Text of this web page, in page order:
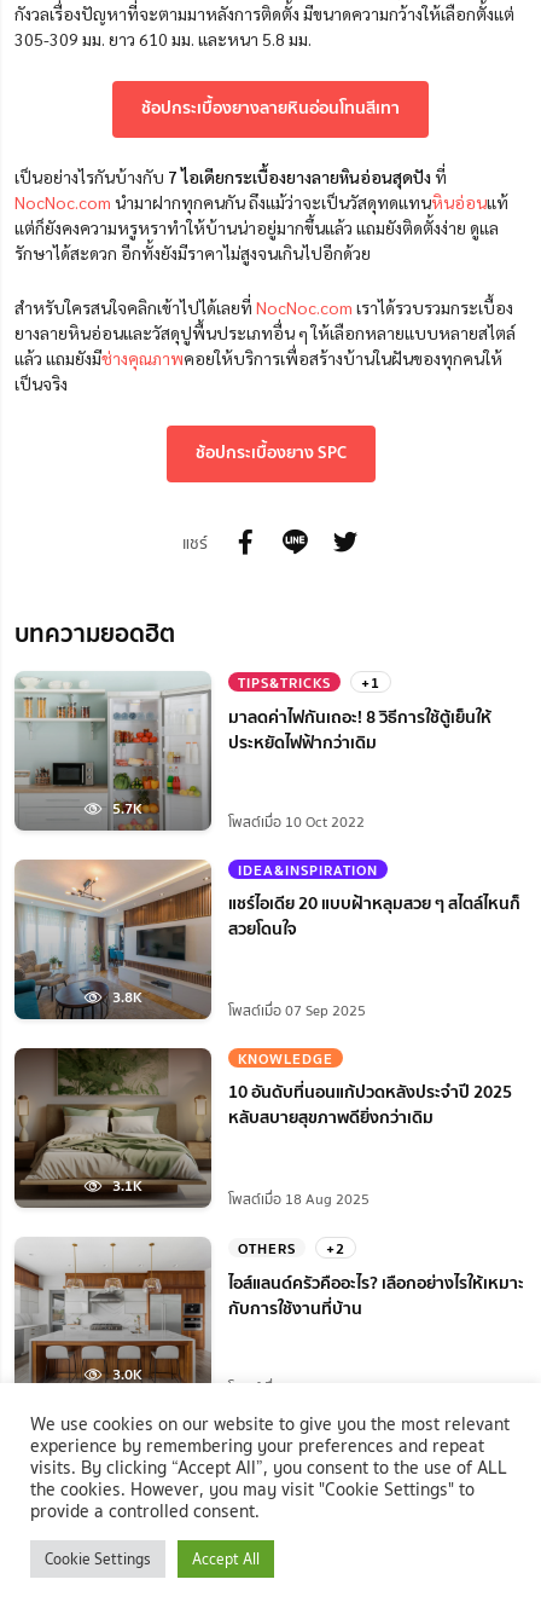
กังวลเรื่องปัญหาที่จะตามมาหลังการติดตั้ง มีขนาดความกว้างให้เลือกตั้งแต่
305-309 มม. ยาว 610 มม. และหนา 5.8 มม.
ช้อปกระเบื้องยางลายหินอ่อนโทนสีเทา
เป็นอย่างไรกันบ้างกับ 7 ไอเดียกระเบื้องยางลายหินอ่อนสุดปัง ที่
NocNoc.com นำมาฝากทุกคนกัน ถึงแม้ว่าจะเป็นวัสดุทดแทนหินอ่อนแท้
แต่ก็ยังคงความหรูหราทำให้บ้านน่าอยู่มากขึ้นแล้ว แถมยังติดตั้งง่าย ดูแล
รักษาได้สะดวก อีกทั้งยังมีราคาไม่สูงจนเกินไปอีกด้วย
สำหรับใครสนใจคลิกเข้าไปได้เลยที่ NocNoc.com เราได้รวบรวมกระเบื้อง
ยางลายหินอ่อนและวัสดุปูพื้นประเภทอื่น ๆ ให้เลือกหลายแบบหลายสไตล์
แล้ว แถมยังมีช่างคุณภาพคอยให้บริการเพื่อสร้างบ้านในฝันของทุกคนให้
เป็นจริง
ช้อปกระเบื้องยาง SPC
แชร์
บทความยอดฮิต
5.7K
TIPS&TRICKS +1
มาลดค่าไฟกันเถอะ! 8 วิธีการใช้ตู้เย็นให้
ประหยัดไฟฟ้ากว่าเดิม
โพสต์เมื่อ 10 Oct 2022
3.8K
IDEA&INSPIRATION
แชร์ไอเดีย 20 แบบฝ้าหลุมสวย ๆ สไตล์ไหนก็
สวยโดนใจ
โพสต์เมื่อ 07 Sep 2025
3.1K
KNOWLEDGE
10 อันดับที่นอนแก้ปวดหลังประจำปี 2025
หลับสบายสุขภาพดียิ่งกว่าเดิม
โพสต์เมื่อ 18 Aug 2025
3.0K
OTHERS +2
ไอส์แลนด์ครัวคืออะไร? เลือกอย่างไรให้เหมาะ
กับการใช้งานที่บ้าน
โพสต์เมื่อ 07 Sep 2025
2.5K
HOME REPAIR +2
คอมแอร์ไม่หมุน ไม่ทํางานเกิดจากอะไร? แก้
ยังไงได้บ้างก่อนแอร์พัง!
โพสต์เมื่อ 18 Aug 2025
We use cookies on our website to give you the most relevant
experience by remembering your preferences and repeat
visits. By clicking “Accept All”, you consent to the use of ALL
the cookies. However, you may visit "Cookie Settings" to
provide a controlled consent.
Cookie Settings Accept All